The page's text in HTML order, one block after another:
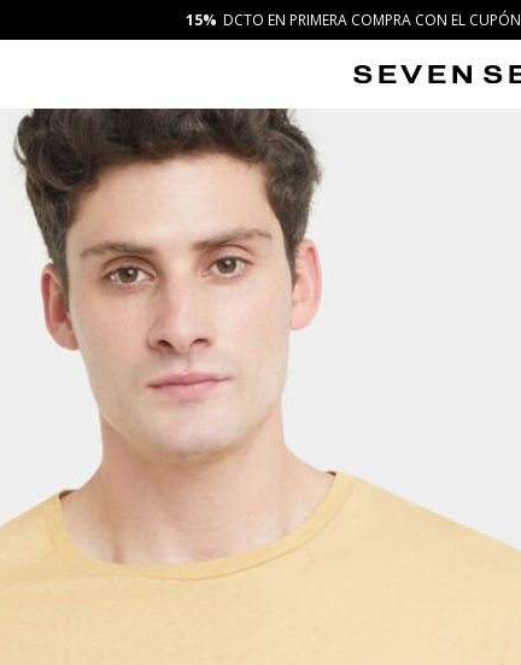
15% DCTO EN PRIMERA COMPRA CON EL CUPÓN